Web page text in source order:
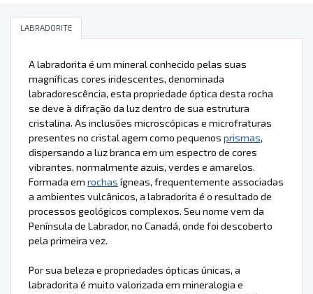
LABRADORITE
A labradorita é um mineral conhecido pelas suas
magníficas cores iridescentes, denominada
labradorescência, esta propriedade óptica desta rocha
se deve à difração da luz dentro de sua estrutura
cristalina. As inclusões microscópicas e microfraturas
presentes no cristal agem como pequenos prismas,
dispersando a luz branca em um espectro de cores
vibrantes, normalmente azuis, verdes e amarelos.
Formada em rochas ígneas, frequentemente associadas
a ambientes vulcânicos, a labradorita é o resultado de
processos geológicos complexos. Seu nome vem da
Península de Labrador, no Canadá, onde foi descoberto
pela primeira vez.
Por sua beleza e propriedades ópticas únicas, a
labradorita é muito valorizada em mineralogia e